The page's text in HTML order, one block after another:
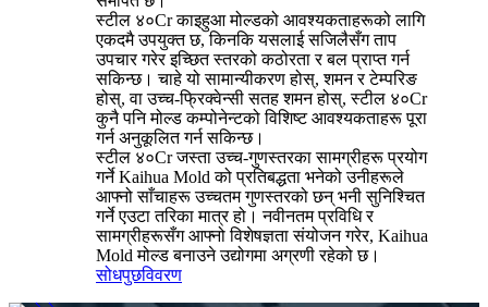
स्टील ४०Cr काइहुआ मोल्डको आवश्यकताहरूको लागि
एकदमै उपयुक्त छ, किनकि यसलाई सजिलैसँग ताप
उपचार गरेर इच्छित स्तरको कठोरता र बल प्राप्त गर्न
सकिन्छ। चाहे यो सामान्यीकरण होस्, शमन र टेम्परिङ
होस्, वा उच्च-फ्रिक्वेन्सी सतह शमन होस्, स्टील ४०Cr
कुनै पनि मोल्ड कम्पोनेन्टको विशिष्ट आवश्यकताहरू पूरा
गर्न अनुकूलित गर्न सकिन्छ।
स्टील ४०Cr जस्ता उच्च-गुणस्तरका सामग्रीहरू प्रयोग
गर्ने Kaihua Mold को प्रतिबद्धता भनेको उनीहरूले
आफ्नो साँचाहरू उच्चतम गुणस्तरको छन् भनी सुनिश्चित
गर्ने एउटा तरिका मात्र हो। नवीनतम प्रविधि र
सामग्रीहरूसँग आफ्नो विशेषज्ञता संयोजन गरेर, Kaihua
Mold मोल्ड बनाउने उद्योगमा अग्रणी रहेको छ।
सोधपुछविवरण